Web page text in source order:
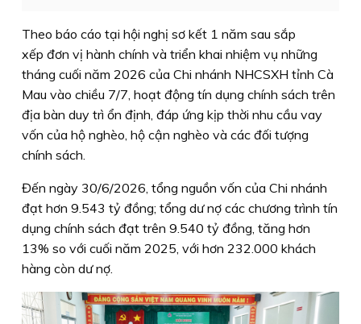
Theo báo cáo tại hội nghị sơ kết 1 năm sau sắp
xếp đơn vị hành chính và triển khai nhiệm vụ những
tháng cuối năm 2026 của Chi nhánh NHCSXH tỉnh Cà
Mau vào chiều 7/7, hoạt động tín dụng chính sách trên
địa bàn duy trì ổn định, đáp ứng kịp thời nhu cầu vay
vốn của hộ nghèo, hộ cận nghèo và các đối tượng
chính sách.
Đến ngày 30/6/2026, tổng nguồn vốn của Chi nhánh
đạt hơn 9.543 tỷ đồng; tổng dư nợ các chương trình tín
dụng chính sách đạt trên 9.540 tỷ đồng, tăng hơn
13% so với cuối năm 2025, với hơn 232.000 khách
hàng còn dư nợ.